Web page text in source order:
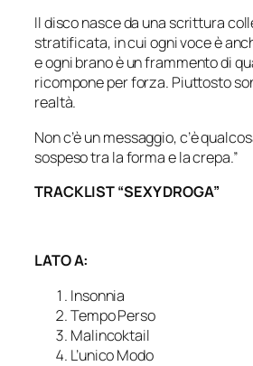
Il disco nasce da una scrittura
stratificata, in cui ogni voce è
e ogni brano è un frammento di
ricompone per forza. Piuttosto
realtà.
Non c’è un messaggio, c’è
sospeso tra la forma e la crepa.”
TRACKLIST “SEXY DROGA”
LATO A:
Insonnia
Tempo Perso
Malincoktail
L’unico Modo